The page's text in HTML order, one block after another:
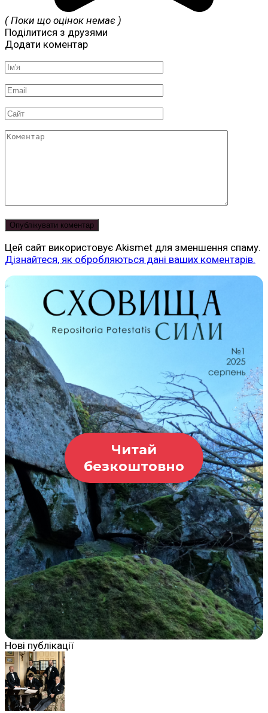
( Поки що оцінок немає )
Поділитися з друзями
Додати коментар
Ім'я
*
Email
*
Сайт
Коментар
Цей сайт використовує Akismet для зменшення спаму.
Дізнайтеся, як обробляються дані ваших коментарів.
Читай
безкоштовно
Нові публікації